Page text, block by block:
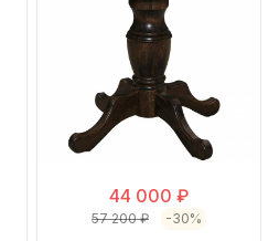
44 000 ₽
57 200 ₽ -30%